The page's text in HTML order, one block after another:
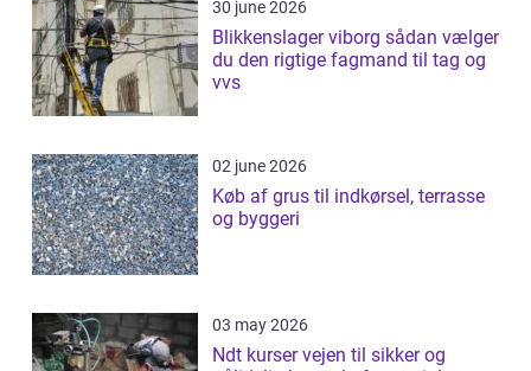
30 june 2026
Blikkenslager viborg sådan vælger
du den rigtige fagmand til tag og
vvs
02 june 2026
Køb af grus til indkørsel, terrasse
og byggeri
03 may 2026
Ndt kurser vejen til sikker og